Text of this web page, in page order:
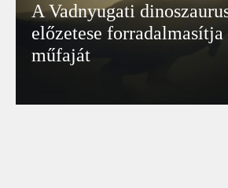
A Vadnyugati
előzetese forradalmasítja
műfaját